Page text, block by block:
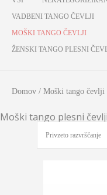
VADBENI TANGO ČEVLJI
MOŠKI TANGO ČEVLJI
ŽENSKI TANGO PLESNI
Domov / Moški tango čevlji
Moški tango plesni